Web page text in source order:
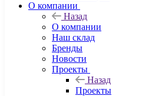
О компании
Назад
О компании
Наш склад
Бренды
Новости
Проекты
Назад
Проекты